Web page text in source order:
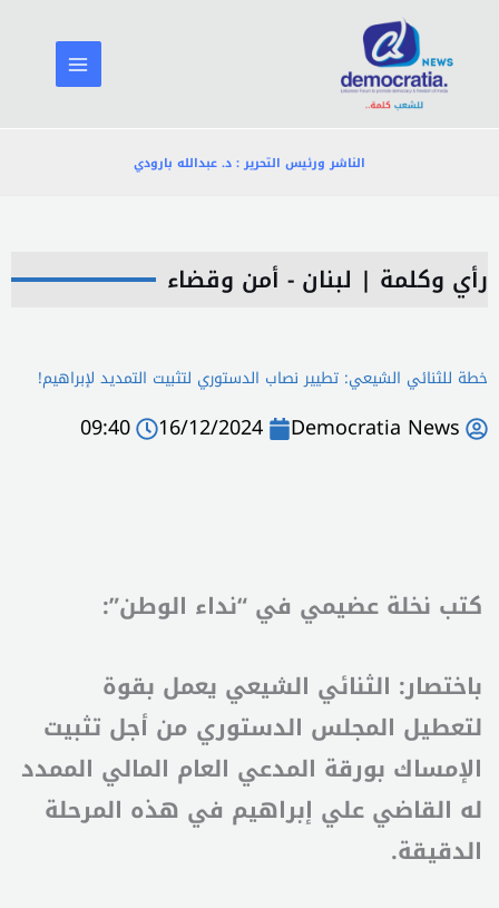
المحتوى
الناشر ورئيس التحرير : د. عبدالله بارودي
رأي وكلمة | لبنان - أمن وقضاء
خطة للثنائي الشيعي: تطيير نصاب الدستوري لتثبيت التمديد لإبراهيم!
Democratia News
16/12/2024
09:40
كتب نخلة عضيمي في “نداء الوطن”:
باختصار: الثنائي الشيعي يعمل بقوة
لتعطيل المجلس الدستوري من أجل تثبيت
الإمساك بورقة المدعي العام المالي الممدد
له القاضي علي إبراهيم في هذه المرحلة
الدقيقة.